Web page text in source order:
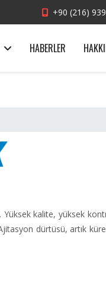
+90 (216)
HABERLER
kalite, yüksek
dürtüsü, artık